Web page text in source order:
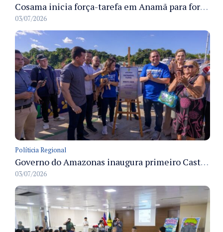
Cosama inicia força-tarefa em Anamã para fortalecer abastecimento de água e segurança hídrica da população
03/07/2026
Políticia Regional
Governo do Amazonas inaugura primeiro Castramóvel Fluvial para atendimento veterinário às comunidades ribeirinhas e castração gratuita
03/07/2026